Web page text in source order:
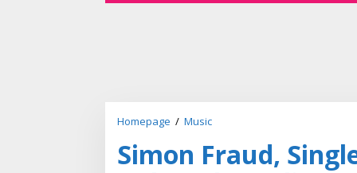
Homepage / Music
m
o
Simon Fraud,